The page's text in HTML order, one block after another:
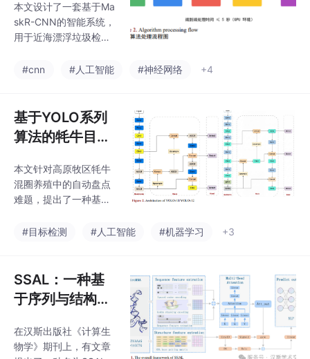
集（含1351个标注目
标）测试显示，改进模
型综合性能优于原YOL
-C2f对松科花粉检测mA
漂浮垃圾智能识
别与清理路径规
本文设计了一套基于Ma
skR-CNN的智能系统，
用于近海漂浮垃圾检测
采用Roboflow海洋垃圾
Net-50-FPN实现目标
检测（AP53.50%）与
实例分割（AP52.0
模为非闭合旅行商问
题，结合最近邻贪心算
法与2-opt优化（200目
缩短10.5%）。实验开
#cnn #人工智能 #神经网络 +4
基于YOLO系列
算法的牦牛目标
研究
本文针对高原牧区牦牛
混圈养殖中的自动盘点
难题，提出了一种基于
检测系统。研究构建了1
12中集成SAConv、SC
Conv等模块，实现了m
AP50 0.994的检测精
式平台，可稳定运行于-
40℃~70℃极端环境，
#目标检测 #人工智能 #机器学习 +3
SSAL：一种基
于序列与结构特
的circRNA-RBP
在汉斯出版社《计算生
物学》期刊上，有文章